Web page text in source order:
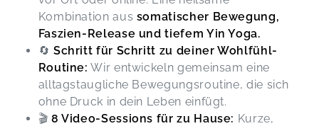
Kombination aus somatischer Bewegung,
Faszien-Release und tiefem Yin Yoga.
🔄 Schritt für Schritt zu deiner Wohlfühl-
Routine: Wir entwickeln gemeinsam eine
alltagstaugliche Bewegungsroutine, die sich
ohne Druck in dein Leben einfügt.
🎬 8 Video-Sessions für zu Hause: Kurze,